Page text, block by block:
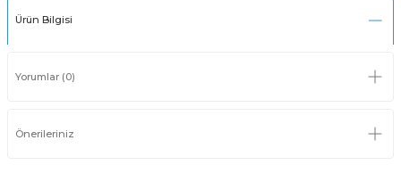
Ürün Bilgisi
Yorumlar (0)
Önerileriniz